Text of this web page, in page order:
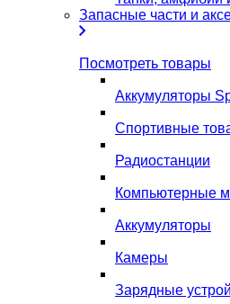
Запасные части и
Посмотреть товары
Аккумуляторы
Спортивные
Радиостанции
Компьютерные
Аккумуляторы
Камеры
Зарядные